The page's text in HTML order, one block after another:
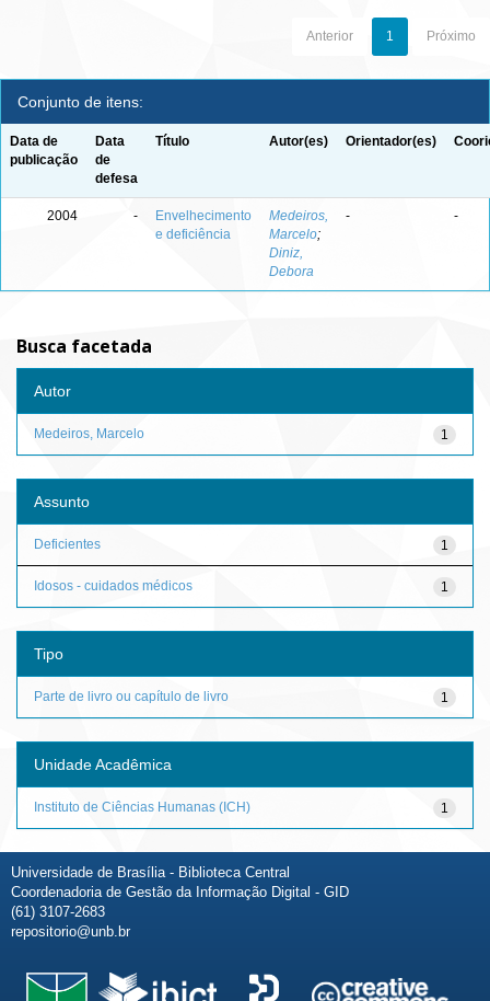
Anterior 1 Próximo
Conjunto de itens:
Data de
publicação
Data
de
defesa
Título Autor(es) Orientador(es)
2004 -
Envelhecimento
e deficiência
Medeiros,
Marcelo;
Diniz,
Debora
- -
Busca facetada
Autor
1
Medeiros, Marcelo
Assunto
1
Deficientes
1
Idosos - cuidados médicos
Tipo
1
Parte de livro ou capítulo de livro
Unidade Acadêmica
1
Instituto de Ciências Humanas (ICH)
Universidade de Brasília - Biblioteca Central
Coordenadoria de Gestão da Informação Digital - GID
(61) 3107-2683
repositorio@unb.br